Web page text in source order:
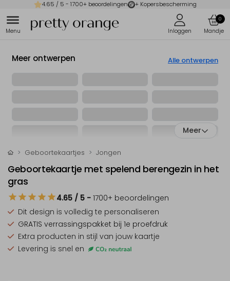
4.65 / 5 - 1700+ beoordelingen + Kopersbescherming
0
Meer ontwerpen Alle ontwerpen
Meer
Geboortekaartjes Jongen
Geboortekaartje met spelend berengezin in het
gras
4.65 / 5 - 1700+ beoordelingen
Dit design is volledig te personaliseren
GRATIS verrassingspakket bij 1e proefdruk
Extra producten in stijl van jouw kaartje
Levering is snel en